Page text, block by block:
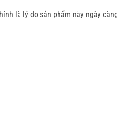
là lý do sản phẩm này ngày càng